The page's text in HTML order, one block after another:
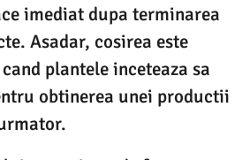
imediat dupa terminarea
Asadar, cosirea este
plantele inceteaza sa
obtinerea unei productii